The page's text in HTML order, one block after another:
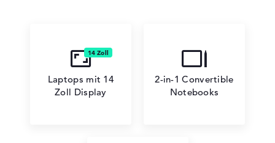
Laptops mit 14
Zoll Display
2-in-1 Convertible
Notebooks